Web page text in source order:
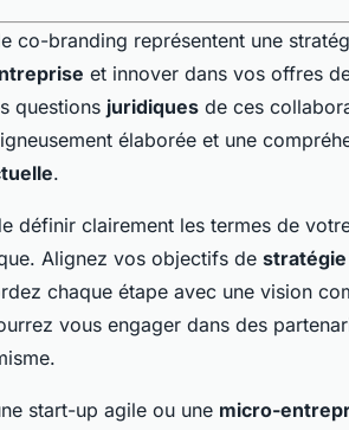
co-branding représentent une
et innover dans vos offres
questions juridiques de ces
élaborée et une
.
définir clairement les termes de
Alignez vos objectifs de
chaque étape avec une vision
vous engager dans des
start-up agile ou une micro-